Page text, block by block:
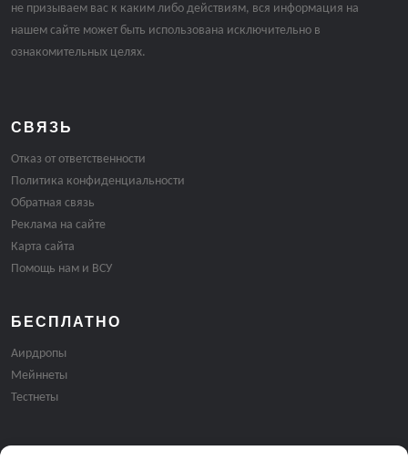
не призываем вас к каким либо действиям, вся информация на
нашем сайте может быть использована исключительно в
ознакомительных целях.
СВЯЗЬ
Отказ от ответственности
Политика конфиденциальности
Обратная связь
Реклама на сайте
Карта сайта
Помощь нам и ВСУ
БЕСПЛАТНО
Аирдропы
Мейннеты
Тестнеты